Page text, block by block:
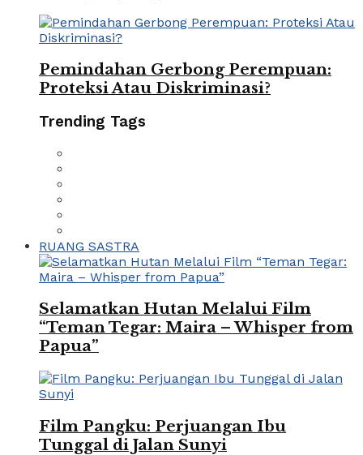
Pemindahan Gerbong Perempuan:
Proteksi Atau Diskriminasi?
Trending Tags
RUANG SASTRA
Selamatkan Hutan Melalui Film
“Teman Tegar: Maira – Whisper from
Papua”
Film Pangku: Perjuangan Ibu
Tunggal di Jalan Sunyi